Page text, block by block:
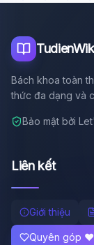
Bách khoa toàn
thức đa dạng và
Bảo mật bởi
Liên kết
Giới thiệu
Quyên góp ❤️